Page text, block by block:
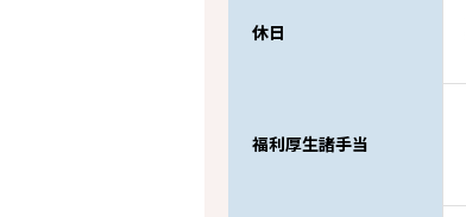
休日
福利厚生諸手当